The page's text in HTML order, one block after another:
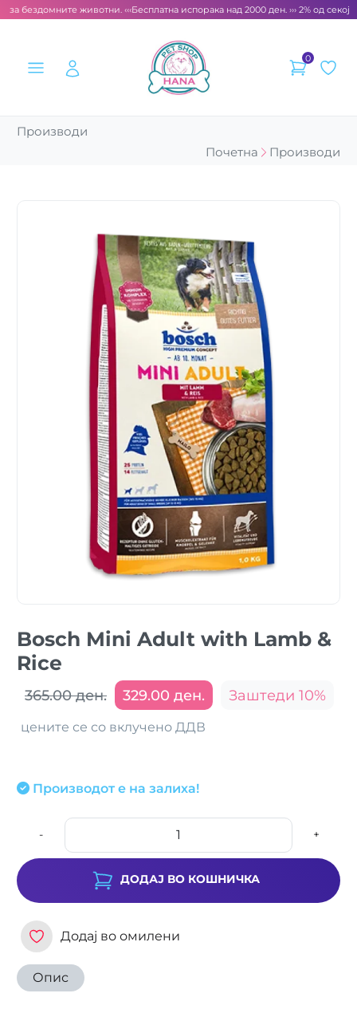
бездомните животни. ‹‹‹Бесплатна испорака над 2000 ден. ››› 2% од
0
Производи
Почетна
Производи
Bosch Mini Adult with Lamb &
Rice
365.00 ден. 329.00 ден. Заштеди 10%
цените се со вклучено ДДВ
Производот е на залиха!
- +
ДОДАЈ ВО КОШНИЧКА
Додај во омилени
Опис